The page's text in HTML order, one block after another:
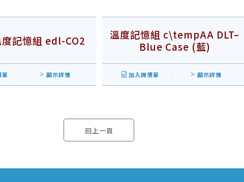
記憶組 edl-CO2
顯示詳情
溫度記憶組 c\tempAA DLT–
Blue Case (藍)
加入詢價單 顯示詳情
回上一頁